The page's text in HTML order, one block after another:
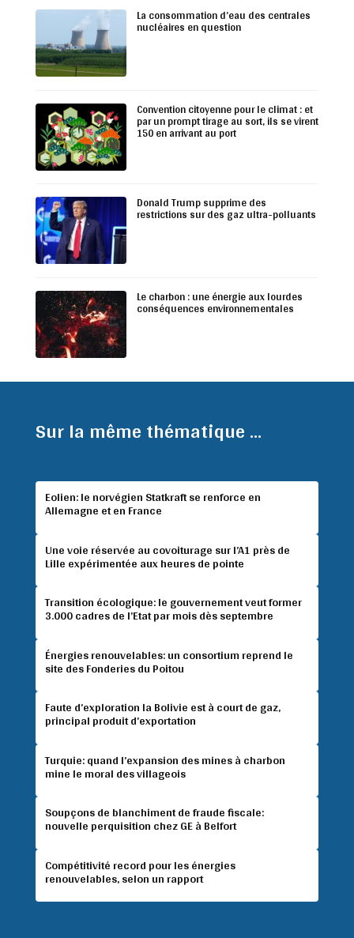
La consommation d’eau des centrales
nucléaires en question
Convention citoyenne pour le climat : et
par un prompt tirage au sort, ils se virent
150 en arrivant au port
Donald Trump supprime des
restrictions sur des gaz ultra-polluants
Le charbon : une énergie aux lourdes
conséquences environnementales
Sur la même thématique ...
Eolien: le norvégien Statkraft se renforce en
Allemagne et en France
Une voie réservée au covoiturage sur l’A1 près de
Lille expérimentée aux heures de pointe
Transition écologique: le gouvernement veut former
3.000 cadres de l’Etat par mois dès septembre
Énergies renouvelables: un consortium reprend le
site des Fonderies du Poitou
Faute d’exploration la Bolivie est à court de gaz,
principal produit d’exportation
Turquie: quand l’expansion des mines à charbon
mine le moral des villageois
Soupçons de blanchiment de fraude fiscale:
nouvelle perquisition chez GE à Belfort
Compétitivité record pour les énergies
renouvelables, selon un rapport